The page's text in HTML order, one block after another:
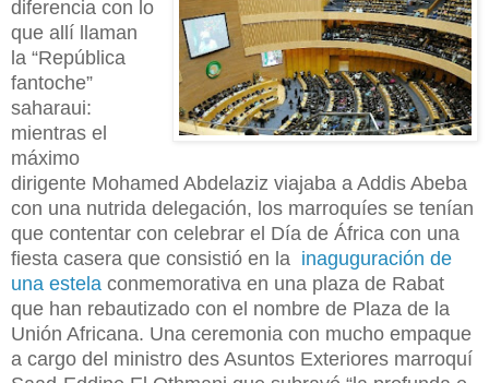
diferencia con lo
que allí llaman
la “República
fantoche”
saharaui:
mientras el
máximo
dirigente Mohamed Abdelaziz viajaba a Addis Abeba
con una nutrida delegación, los marroquíes se tenían
que contentar con celebrar el Día de África con una
fiesta casera que consistió en la inaguguración de
una estela conmemorativa en una plaza de Rabat
que han rebautizado con el nombre de Plaza de la
Unión Africana. Una ceremonia con mucho empaque
a cargo del ministro des Asuntos Exteriores marroquí